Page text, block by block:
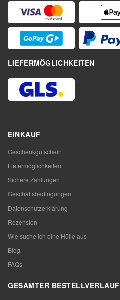
LIEFERMÖGLICHKEITEN
EINKAUF
Geschenkgutschein
Liefermöglichkeiten
Sichere Zahlungen
Geschäftsbedingungen
Datenschutzerklärung
Rezension
Wie suche ich eine Hülle aus
Blog
FAQs
GESAMTER BESTELLVERLAUF